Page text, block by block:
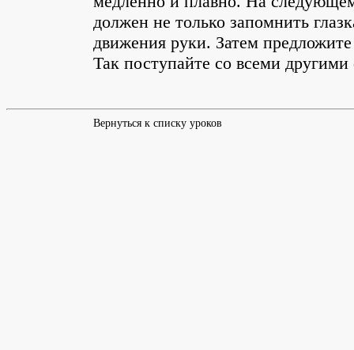
должен не только запомнить
движения руки. Затем
Так поступайте со всеми
Вернуться к списку уроков